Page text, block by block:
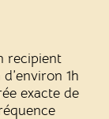
recipient
1h
exacte de